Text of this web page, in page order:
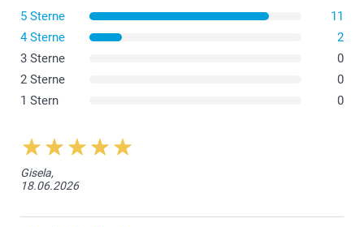
5 Sterne
11
4 Sterne
2
3 Sterne
0
2 Sterne
0
1 Stern
0
Gisela,
18.06.2026